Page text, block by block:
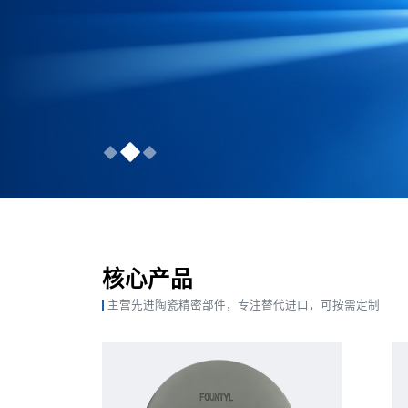
核心产品
主营先进陶瓷精密部件，专注替代进口，可按需定制